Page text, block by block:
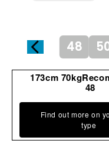
48
173cm
48
Find out more on
type